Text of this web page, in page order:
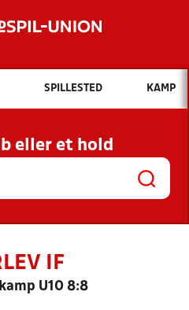
Hvad vil du søge efter?
INDHOLD OG NYHEDER
KLUBBER OG
SPILLESTED KAMP
eller et hold
IF
U10 8:8